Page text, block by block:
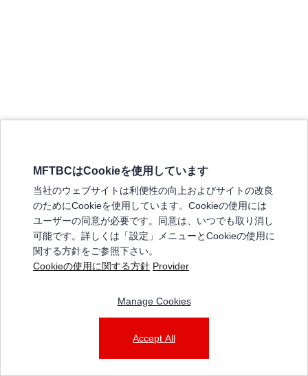
弊社の製品について
販売店リスト
よくある質問 / お問い合わせ
特定商取引法に基づく表記
三菱ふそうショップ_利用規約
MFTBCはCookieを使用しています
当社のウェブサイトは利便性の向上およびサイトの改良
のためにCookieを使用しています。Cookieの使用には
ユーザーの同意が必要です。同意は、いつでも取り消し
可能です。詳しくは「設定」メニューとCookieの使用に
関する方針をご参照下さい。
Cookieの使用に関する方針 Provider
Manage Cookies
Accept All